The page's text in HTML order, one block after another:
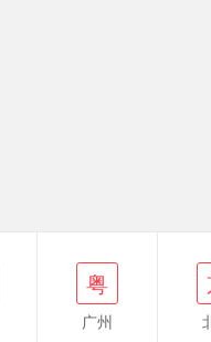
粤
广州